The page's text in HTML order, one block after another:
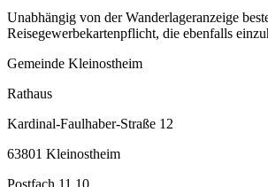
Unabhängig von der Wanderlageranzeige
Reisegewerbekartenpflicht, die ebenfalls
Gemeinde Kleinostheim
Rathaus
Kardinal-Faulhaber-Straße 12
63801 Kleinostheim